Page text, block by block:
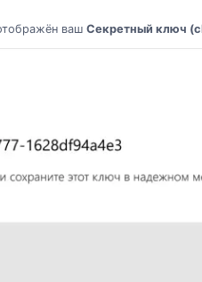
ваш Секретный ключ